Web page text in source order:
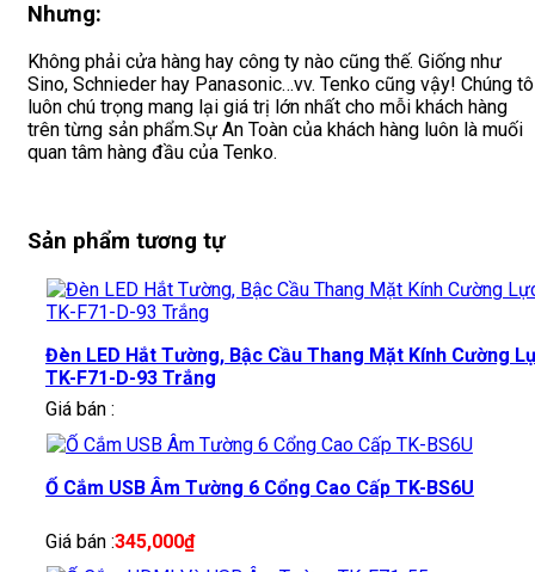
Nhưng:
Không phải cửa hàng hay công ty nào cũng thế. Giống như
Sino, Schnieder hay Panasonic…vv. Tenko cũng vậy! Chúng
luôn chú trọng mang lại giá trị lớn nhất cho mỗi khách hàng
trên từng sản phẩm.Sự An Toàn của khách hàng luôn là muối
quan tâm hàng đầu của Tenko.
Sản phẩm tương tự
Đèn LED Hắt Tường, Bậc Cầu Thang Mặt Kính Cường
TK-F71-D-93 Trắng
Giá bán :
Ổ Cắm USB Âm Tường 6 Cổng Cao Cấp TK-BS6U
Giá bán :345,000₫